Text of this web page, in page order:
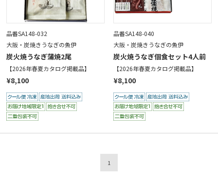
品番SA148-032
大阪・炭焼きうなぎの魚伊
炭火焼うなぎ蒲焼2尾
【2026年春夏カタログ掲載品】
¥8,100
品番SA148-040
大阪・炭焼きうなぎの魚伊
炭火焼うなぎ個食セット4人前
【2026年春夏カタログ掲載品】
¥8,100
1